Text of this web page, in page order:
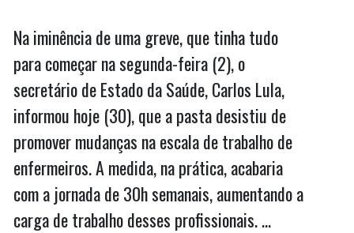
Na iminência de uma greve, que tinha tudo
para começar na segunda-feira (2), o
secretário de Estado da Saúde, Carlos Lula,
informou hoje (30), que a pasta desistiu de
promover mudanças na escala de trabalho de
enfermeiros. A medida, na prática, acabaria
com a jornada de 30h semanais, aumentando a
carga de trabalho desses profissionais. …